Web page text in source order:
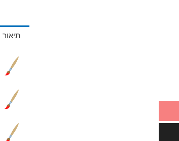
תיאור